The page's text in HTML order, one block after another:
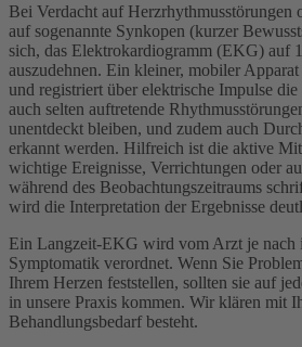
Bei Verdacht auf Herzrhythmusstörungen
auf sogenannte Synkopen (kurzer
sich, das Elektrokardiogramm (EKG) auf
auszudehnen. Ein kleiner, mobiler
und registriert über elektrische Impulse
auch selten auftretende
unentdeckt bleiben, und zudem auch
erkannt werden. Hilfreich ist die aktive
wichtige Ereignisse, Verrichtungen oder
während des Beobachtungszeitraums
wird die Interpretation der Ergebnisse
Ein Langzeit-EKG wird vom Arzt je nach
Symptomatik verordnet. Wenn Sie
Ihrem Herzen feststellen, sollten sie auf
in unsere Praxis kommen. Wir klären mit
Behandlungsbedarf besteht.